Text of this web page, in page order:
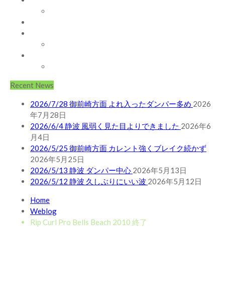
Recent News
2026/7/28 御前崎方面 よれ入ったダンパー多め 2026
年7月28日
2026/6/4 静波 風弱く見た目よりできました 2026年6
月4日
2026/5/25 御前崎方面 カレント強くブレイク続かず
2026年5月25日
2026/5/13 静波 ダンパー中心 2026年5月13日
2026/5/12 静波 久しぶりにいい波 2026年5月12日
Home
Weblog
Rip Curl Pro Bells Beach 2010 終了